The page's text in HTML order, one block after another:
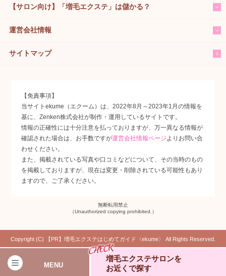
MENU
増毛エクステサロンを
お近くで探す
【サロン向け】「増毛エクステ」は儲かる？
運営会社情報
サイトマップ
【免責事項】
当サイトekume（エクーム）は、2022年8月～2023年1月の情報を
基に、Zenken株式会社が制作・運用しているサイトです。
情報の正確性には十分注意を払っておりますが、万一異なる情報が
確認された場合は、お手数ですが運営会社情報ページ よりお問い合
わせください。
また、掲載されている写真や口コミなどについて、その当時のもの
を掲載しておりますが、現在は変更・削除されている可能性もあり
ますので、ご了承ください。
無断転用禁止
（Unauthorized copying prohibited.）
Copyright (C) 増毛エクステはじめてガイド〈ekume〉 All Rights Reserved.